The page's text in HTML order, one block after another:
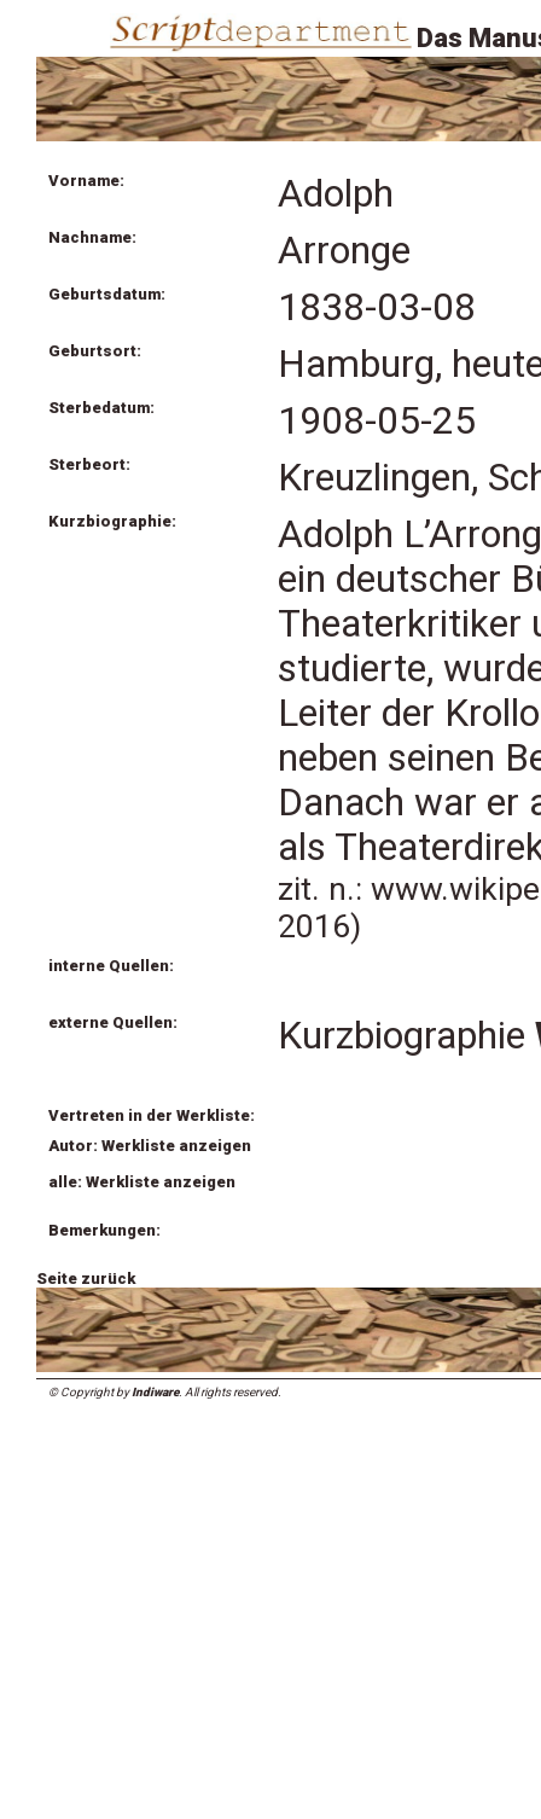
Das
Vorname: Adolph
Nachname: Arronge
Geburtsdatum: 1838-03-08
Geburtsort: Hamburg,
Sterbedatum: 1908-05-25
Sterbeort: Kreuzlingen,
Kurzbiographie:
Adolph
ein deutscher
Theaterkritiker
studierte,
Leiter der
neben seinen
Danach war er
als
zit. n.:
2016)
interne Quellen:
externe Quellen: Kurzbiographie
Vertreten in der Werkliste:
Autor: Werkliste anzeigen
alle: Werkliste anzeigen
Bemerkungen:
Seite zurück
© Copyright byIndiware. All rights reserved.